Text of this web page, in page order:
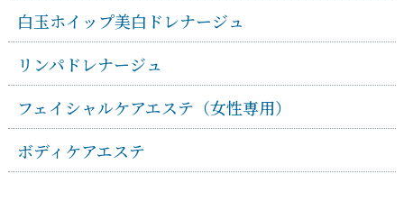
白玉ホイップ美白ドレナージュ
リンパドレナージュ
フェイシャルケアエステ（女性専用）
ボディケアエステ